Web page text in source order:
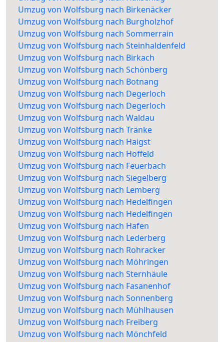
Umzug von Wolfsburg nach Birkenäcker
Umzug von Wolfsburg nach Burgholzhof
Umzug von Wolfsburg nach Sommerrain
Umzug von Wolfsburg nach Steinhaldenfeld
Umzug von Wolfsburg nach Birkach
Umzug von Wolfsburg nach Schönberg
Umzug von Wolfsburg nach Botnang
Umzug von Wolfsburg nach Degerloch
Umzug von Wolfsburg nach Degerloch
Umzug von Wolfsburg nach Waldau
Umzug von Wolfsburg nach Tränke
Umzug von Wolfsburg nach Haigst
Umzug von Wolfsburg nach Hoffeld
Umzug von Wolfsburg nach Feuerbach
Umzug von Wolfsburg nach Siegelberg
Umzug von Wolfsburg nach Lemberg
Umzug von Wolfsburg nach Hedelfingen
Umzug von Wolfsburg nach Hedelfingen
Umzug von Wolfsburg nach Hafen
Umzug von Wolfsburg nach Lederberg
Umzug von Wolfsburg nach Rohracker
Umzug von Wolfsburg nach Möhringen
Umzug von Wolfsburg nach Sternhäule
Umzug von Wolfsburg nach Fasanenhof
Umzug von Wolfsburg nach Sonnenberg
Umzug von Wolfsburg nach Mühlhausen
Umzug von Wolfsburg nach Freiberg
Umzug von Wolfsburg nach Mönchfeld